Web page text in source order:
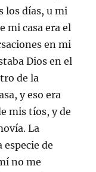
los días, u mi
mi casa era el
en mi
Dios en el
de la
y eso era
mis tíos, y de
La
de
no me